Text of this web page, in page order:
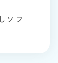
ソフ